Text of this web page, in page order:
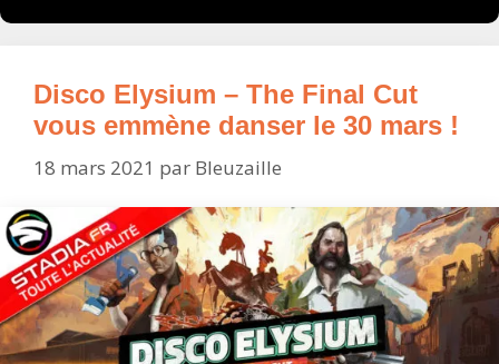
Disco Elysium – The Final Cut
vous emmène danser le 30 mars !
18 mars 2021 par Bleuzaille